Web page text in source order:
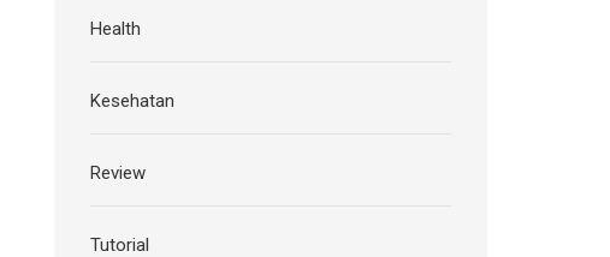
Health
Kesehatan
Review
Tutorial